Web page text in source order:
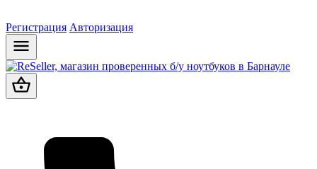
Регистрация Авторизация